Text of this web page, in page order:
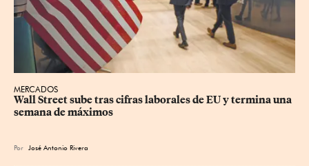
MERCADOS
Wall Street sube tras cifras laborales de EU y termina una
semana de máximos
Por José Antonio Rivera